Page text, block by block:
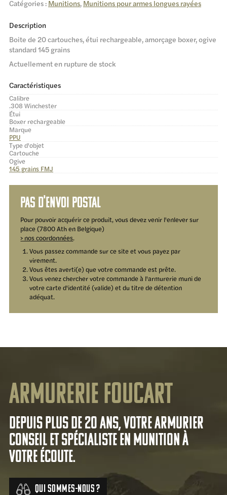
Catégories : Munitions, Munitions pour armes longues rayées
Description
Boite de 20 cartouches, étui rechargeable, amorçage boxer, ogive
standard 145 grains
Actuellement en rupture de stock
Caractéristiques
Calibre
.308 Winchester
Étui
Boxer rechargeable
Marque
PPU
Type d'objet
Cartouche
Ogive
145 grains FMJ
Pas d'envoi postal
Pour pouvoir acquérir ce produit, vous devez venir l'enlever sur
place (7800 Ath en Belgique)
> nos coordonnées.
Vous passez commande sur ce site et vous payez par
virement.
Vous êtes averti(e) que votre commande est prête.
Vous venez chercher votre commande à l'armurerie muni de
votre carte d'identité (valide) et du titre de détention
adéquat.
Armurerie Foucart
Depuis plus de 20 ans, votre armurier
conseil et spécialiste en munition à
votre écoute.
Qui sommes-nous ?